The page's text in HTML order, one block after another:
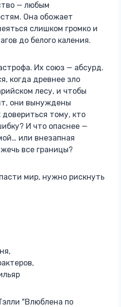
— любым
Она обожает
слишком громко и
до белого каления.
Их союз — абсурд.
когда древнее зло
лесу, и чтобы
они вынуждены
тому, кто
И что опаснее —
или внезапная
все границы?
мир, нужно рискнуть
"Влюблена по